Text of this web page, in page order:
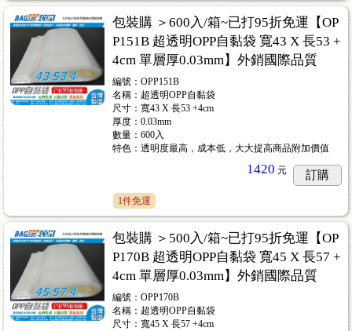
包裝購 ＞600入/箱~已打95折免運【OP
P151B 超透明OPP自黏袋 寬43 X 長53 +
4cm 單層厚0.03mm】外銷國際品質
編號：OPP151B
名稱：超透明OPP自黏袋
尺寸：寬43 X 長53 +4cm
厚度：0.03mm
數量：600入
特色：透明度最高，成本低，大大提高商品附加價值
1420 元 訂購
1件免運
包裝購 ＞500入/箱~已打95折免運【OP
P170B 超透明OPP自黏袋 寬45 X 長57 +
4cm 單層厚0.03mm】外銷國際品質
編號：OPP170B
名稱：超透明OPP自黏袋
尺寸：寬45 X 長57 +4cm